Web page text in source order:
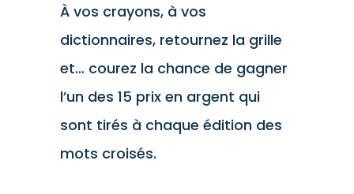
À vos crayons, à vos
dictionnaires, retournez la grille
et… courez la chance de gagner
l’un des 15 prix en argent qui
sont tirés à chaque édition des
mots croisés.